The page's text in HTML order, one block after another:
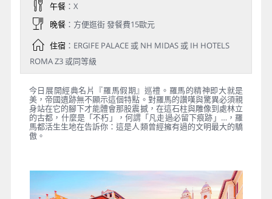
午餐：X
晚餐：方便逛街 發餐費15歐元
住宿：ERGIFE PALACE 或 NH MIDAS 或 IH HOTELS
ROMA Z3 或同等級
今日展開經典名片『羅馬假期』巡禮。羅馬的精神即大就是
美，帝國遺跡無不顯示這個特點。對羅馬的讚嘆與驚異必須親
身站在它的腳下才能體會那股震撼，在這石柱與雕像到處林立
的古都，什麼是「不朽」，何謂「凡走過必留下痕跡」…，羅
馬都活生生地在告訴你：這是人類曾經擁有過的文明最大的驕
傲。